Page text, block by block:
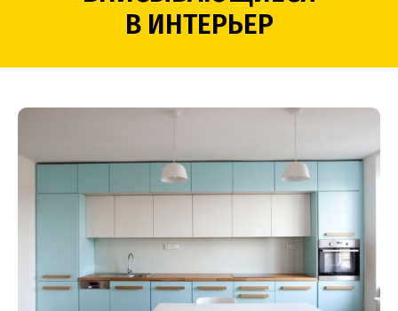
В ИНТЕРЬЕР